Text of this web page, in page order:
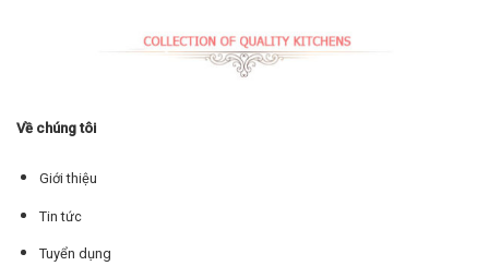
Về chúng tôi
Giới thiệu
Tin tức
Tuyển dụng